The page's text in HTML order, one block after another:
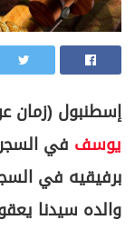
إسطنبول (زمان
يوسففي
برفيقيه في
والده سيدنا